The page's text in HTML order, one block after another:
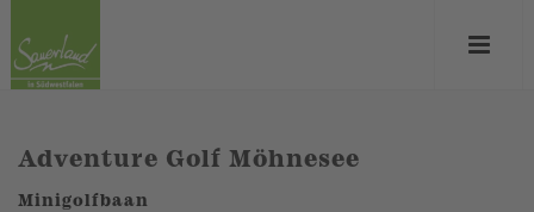
Adventure Golf Möhnesee
Minigolfbaan